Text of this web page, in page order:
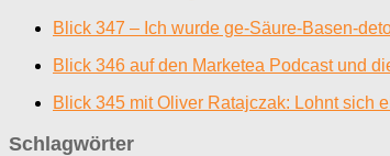
Blick 347 – Ich wurde ge-Säure-Basen-
Blick 346 auf den Marketea Podcast und
Blick 345 mit Oliver Ratajczak: Lohnt sich
Schlagwörter